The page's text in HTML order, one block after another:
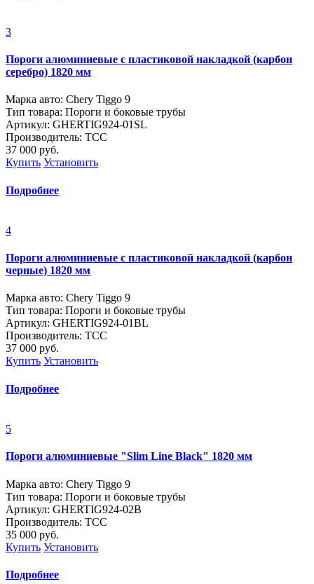
3
Пороги алюминиевые с пластиковой накладкой (карбон
серебро) 1820 мм
Марка авто: Chery Tiggo 9
Тип товара: Пороги и боковые трубы
Артикул: GHERTIG924-01SL
Производитель: ТСС
37 000 руб.
Купить Установить
Подробнее
4
Пороги алюминиевые с пластиковой накладкой (карбон
черные) 1820 мм
Марка авто: Chery Tiggo 9
Тип товара: Пороги и боковые трубы
Артикул: GHERTIG924-01BL
Производитель: ТСС
37 000 руб.
Купить Установить
Подробнее
5
Пороги алюминиевые "Slim Line Black" 1820 мм
Марка авто: Chery Tiggo 9
Тип товара: Пороги и боковые трубы
Артикул: GHERTIG924-02B
Производитель: ТСС
35 000 руб.
Купить Установить
Подробнее